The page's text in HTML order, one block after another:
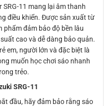
11 mang lại âm thanh
điều khiển. Được sản xuất từ
phẩm đảm bảo độ bền lâu
cao và dễ dàng bảo quản.
em, người lớn và đặc biệt là
muốn học chơi sáo nhanh
trẻo.
SRG-11
đầu, hãy đảm bảo rằng sáo